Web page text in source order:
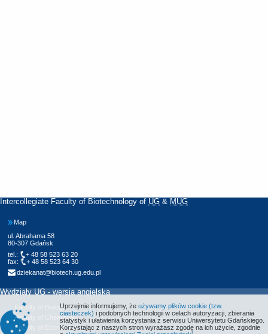
Intercollegiate Faculty of Biotechnology of UG & MUG
Map
ul. Abrahama 58
80-307 Gdańsk
tel.:
+ 48 58 523 63 20
fax:
+ 48 58 523 64 30
dziekanat@biotech.ug.edu.pl
Wydziały UG - wersja angielska
Faculty of Biology
Faculty of Chemistry
Faculty of Economics
Uprzejmie informujemy, że używamy plików cookie (tzw.
ciasteczek) i podobnych technologii w celach autoryzacji, zbierania
statystyk i ułatwienia korzystania z serwisu Uniwersytetu Gdańskiego.
Korzystając z naszych stron wyrażasz zgodę na ich użycie, zgodnie